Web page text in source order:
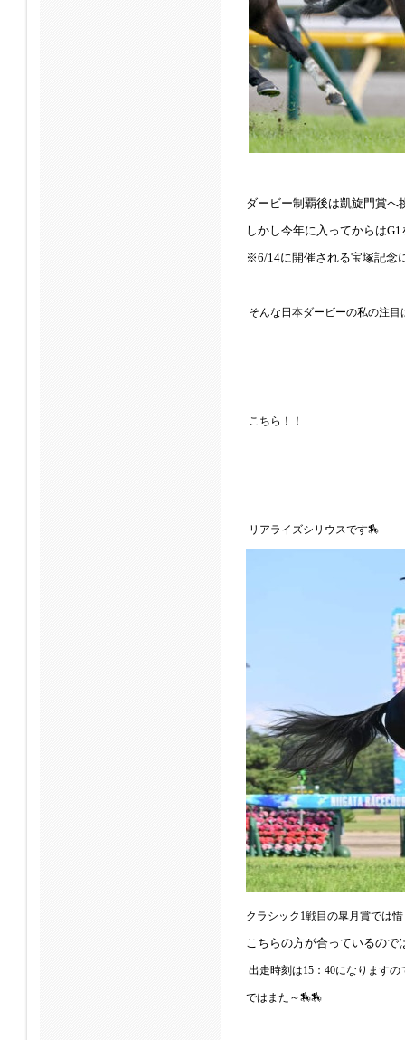
ダービー制覇後は凱旋門賞
しかし今年に入ってからは
※6/14に開催される宝塚記念
そんな日本ダービーの私の注目
こちら！！
リアライズシリウスです🏇
クラシック1戦目の皐月賞では
こちらの方が合っているの
出走時刻は15：40になります
ではまた～🏇🏇